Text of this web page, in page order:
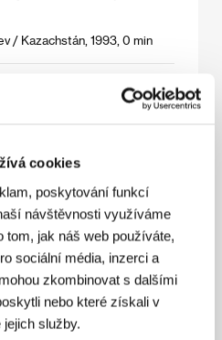
cookies
poskytování funkcí
návštěvnosti využíváme
tom, jak náš web používáte,
sociální média, inzerci a
zkombinovat s dalšími
nebo které získali v
služby.
/ Kazachstán, 1993, 0 min
1990, 0 min
Kazachstán, 1992, 0 min